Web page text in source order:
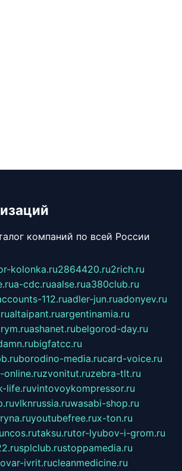
компаний по всей России
kolonka.ru2864420.ru2rich.ru
a-cdc.ruaalse.rua380club.ru
112.ruadler-jun.ruadonyev.ru
altaipant.ruargentinamia.ru
ashanet.rubelgorod-day.ru
bigfatcc.ru
borodino-media.rucard-voice.ru
online.ruzvonitut.ruzebra-tlt.ru
life.ruvintovoykompressor.ru
vlknrussia.ruwasabi-shop.ru
youtubefree.rux-ton.ru
taksu.rutor-lyubov-i-grom.ru
splclub.rustoppamedia.ru
ivrit.rucleanmedicine.ru